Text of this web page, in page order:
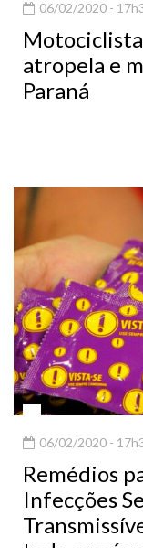
Motociclista
atropela e
Paraná
Remédios
Infecções
todo o país